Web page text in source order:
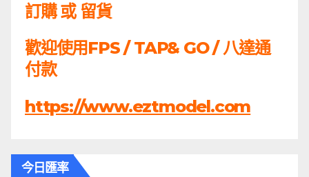
訂購 或 留貨
歡迎使用FPS / TAP& GO / 八達通
付款
https://www.eztmodel.com
今日匯率